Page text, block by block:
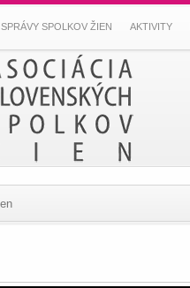
SPRÁVY SPOLKOV ŽIEN AKTIVITY